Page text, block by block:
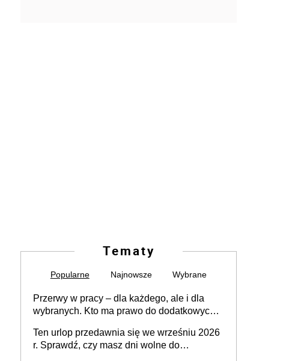
Tematy
Popularne Najnowsze Wybrane
Przerwy w pracy – dla każdego, ale i dla
wybranych. Kto ma prawo do dodatkowych
Ten urlop przedawnia się we wrześniu 2026
r. Sprawdź, czy masz dni wolne do